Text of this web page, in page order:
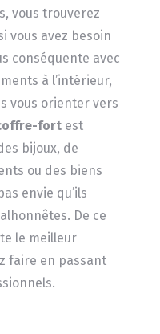
vous trouverez
vous avez besoin
conséquente avec
à l’intérieur,
vous orienter vers
fortest
bijoux, de
ou des biens
envie qu’ils
De ce
le meilleur
faire en passant